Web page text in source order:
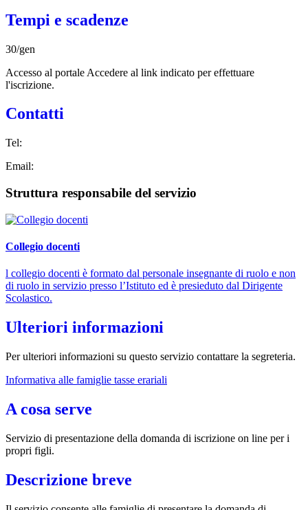
Tempi e scadenze
30/gen
Accesso al portale Accedere al link indicato per effettuare
l'iscrizione.
Contatti
Tel:
Email:
Struttura responsabile del servizio
Collegio docenti
l collegio docenti è formato dal personale insegnante di ruolo e non
di ruolo in servizio presso l’Istituto ed è presieduto dal Dirigente
Scolastico.
Ulteriori informazioni
Per ulteriori informazioni su questo servizio contattare la segreteria.
Informativa alle famiglie tasse erariali
A cosa serve
Servizio di presentazione della domanda di iscrizione on line per i
propri figli.
Descrizione breve